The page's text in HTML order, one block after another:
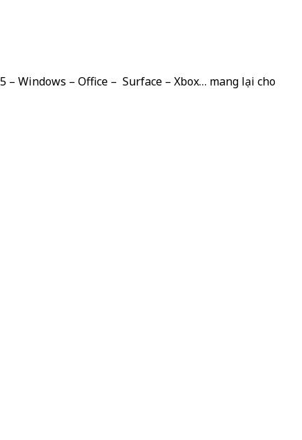
Windows – Office – Surface – Xbox… mang lại cho